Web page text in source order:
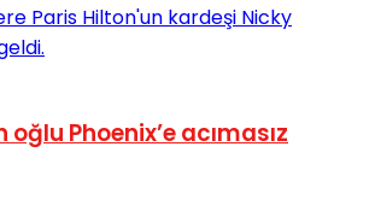
oğlu Phoenix’e acımasız